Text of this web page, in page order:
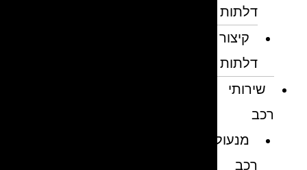
דלתות
קיצור
דלתות
שירותי
מנעולן